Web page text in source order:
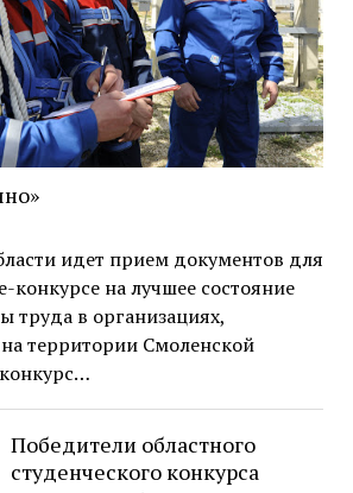
идет прием документов для
конкурсе на лучшее состояние
труда в организациях,
территории Смоленской
Победители областного
студенческого конкурса